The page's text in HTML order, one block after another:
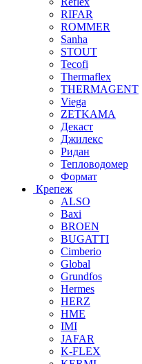
RIFAR
ROMMER
Sanha
STOUT
Tecofi
Thermaflex
THERMAGENT
Viega
ZETKAMA
Декаст
Джилекс
Ридан
Тепловодомер
Формат
Крепеж
ALSO
Baxi
BROEN
BUGATTI
Cimberio
Global
Grundfos
Hermes
HERZ
HME
IMI
JAFAR
K-FLEX